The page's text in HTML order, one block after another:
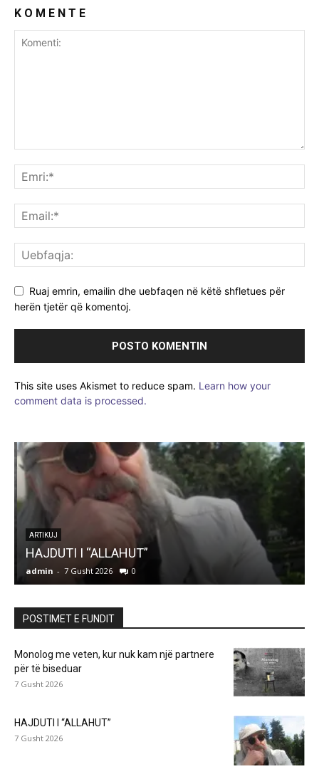
K O M E N T E
Ruaj emrin, emailin dhe uebfaqen në këtë shfletues për
herën tjetër që komentoj.
This site uses Akismet to reduce spam. Learn how your
comment data is processed.
ARTIKUJ
HAJDUTI I “ALLAHUT”
admin 7 Gusht 2026 0
POSTIMET E FUNDIT
Monolog me veten, kur nuk kam një partnere
për të biseduar
7 Gusht 2026
HAJDUTI I “ALLAHUT”
7 Gusht 2026